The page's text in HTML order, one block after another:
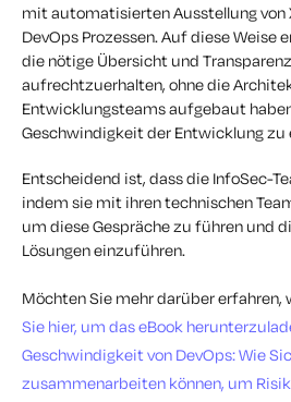
mit automatisiertenAusstellung von
DevOps Prozessen. Auf diese Weise
die nötige Übersicht und
aufrechtzuerhalten, ohne die
Entwicklungsteams aufgebaut
Geschwindigkeit der Entwicklung zu
Entscheidend ist, dass die InfoSec-
indem sie mit ihren technischen
um diese Gespräche zu führen und
Lösungen einzuführen.
Möchten Sie mehr darüber erfahren,
Sie hier, um das eBook
Geschwindigkeit von DevOps: Wie
zusammenarbeiten können, um